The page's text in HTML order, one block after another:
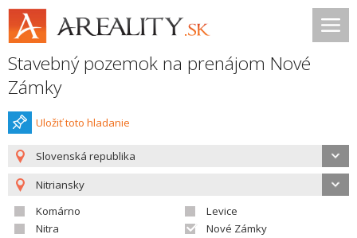
Stavebný pozemok na prenájom Nové
Zámky
Uložiť toto hladanie
Slovenská republika
Nitriansky
Komárno
Levice
Nitra
Nové Zámky